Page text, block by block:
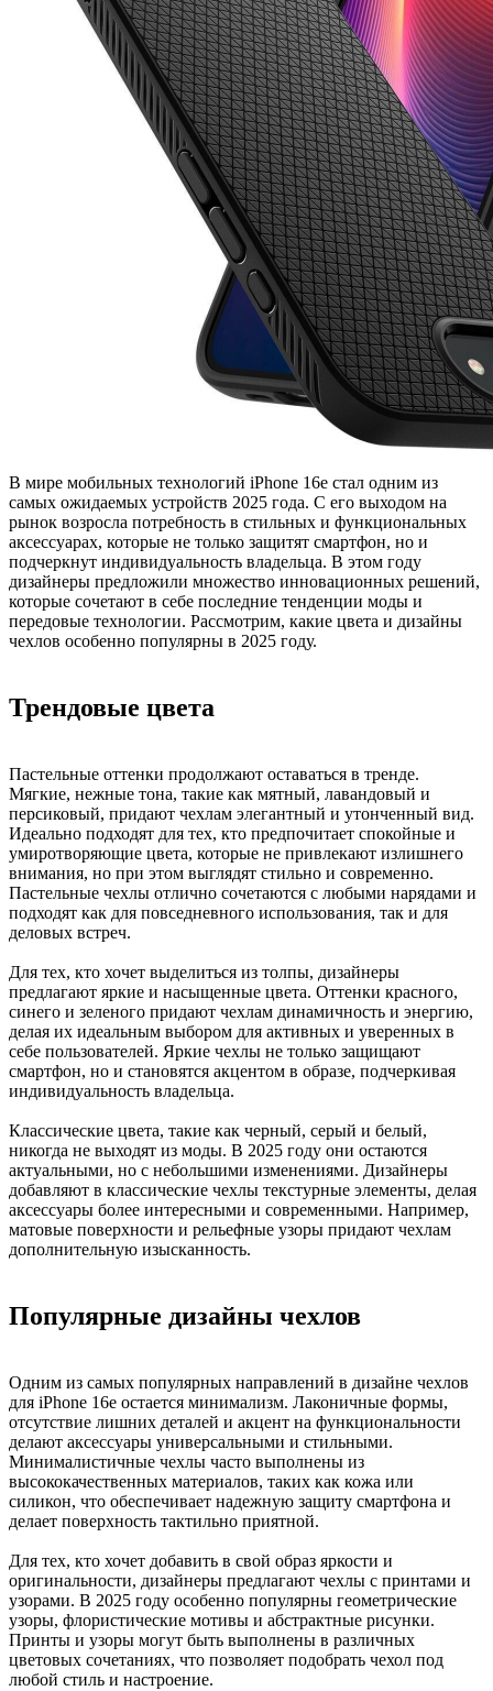
В мире мобильных технологий iPhone 16e стал одним из
самых ожидаемых устройств 2025 года. С его выходом на
рынок возросла потребность в стильных и функциональных
аксессуарах, которые не только защитят смартфон, но и
подчеркнут индивидуальность владельца. В этом году
дизайнеры предложили множество инновационных решений,
которые сочетают в себе последние тенденции моды и
передовые технологии. Рассмотрим, какие цвета и дизайны
чехлов особенно популярны в 2025 году.
Трендовые цвета
Пастельные оттенки продолжают оставаться в тренде.
Мягкие, нежные тона, такие как мятный, лавандовый и
персиковый, придают чехлам элегантный и утонченный вид.
Идеально подходят для тех, кто предпочитает спокойные и
умиротворяющие цвета, которые не привлекают излишнего
внимания, но при этом выглядят стильно и современно.
Пастельные чехлы отлично сочетаются с любыми нарядами и
подходят как для повседневного использования, так и для
деловых встреч.
Для тех, кто хочет выделиться из толпы, дизайнеры
предлагают яркие и насыщенные цвета. Оттенки красного,
синего и зеленого придают чехлам динамичность и энергию,
делая их идеальным выбором для активных и уверенных в
себе пользователей. Яркие чехлы не только защищают
смартфон, но и становятся акцентом в образе, подчеркивая
индивидуальность владельца.
Классические цвета, такие как черный, серый и белый,
никогда не выходят из моды. В 2025 году они остаются
актуальными, но с небольшими изменениями. Дизайнеры
добавляют в классические чехлы текстурные элементы, делая
аксессуары более интересными и современными. Например,
матовые поверхности и рельефные узоры придают чехлам
дополнительную изысканность.
Популярные дизайны чехлов
Одним из самых популярных направлений в дизайне чехлов
для iPhone 16e остается минимализм. Лаконичные формы,
отсутствие лишних деталей и акцент на функциональности
делают аксессуары универсальными и стильными.
Минималистичные чехлы часто выполнены из
высококачественных материалов, таких как кожа или
силикон, что обеспечивает надежную защиту смартфона и
делает поверхность тактильно приятной.
Для тех, кто хочет добавить в свой образ яркости и
оригинальности, дизайнеры предлагают чехлы с принтами и
узорами. В 2025 году особенно популярны геометрические
узоры, флористические мотивы и абстрактные рисунки.
Принты и узоры могут быть выполнены в различных
цветовых сочетаниях, что позволяет подобрать чехол под
любой стиль и настроение.